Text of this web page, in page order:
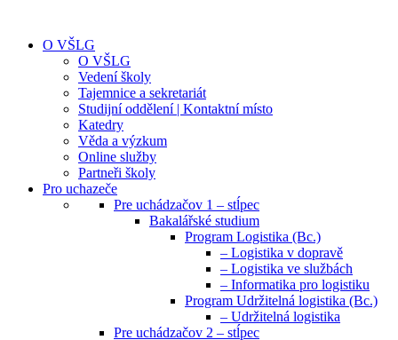
O VŠLG
O VŠLG
Vedení školy
Tajemnice a sekretariát
Studijní oddělení | Kontaktní místo
Katedry
Věda a výzkum
Online služby
Partneři školy
Pro uchazeče
Pre uchádzačov 1 – stĺpec
Bakalářské studium
Program Logistika (Bc.)
– Logistika v dopravě
– Logistika ve službách
– Informatika pro logistiku
Program Udržitelná logistika (Bc.)
– Udržitelná logistika
Pre uchádzačov 2 – stĺpec